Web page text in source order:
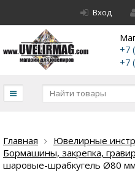
Вход
+7
+7
Главная
Ювелирные
Бормашины, закрепка,
шаровые-шрабкугель Ø80 мм